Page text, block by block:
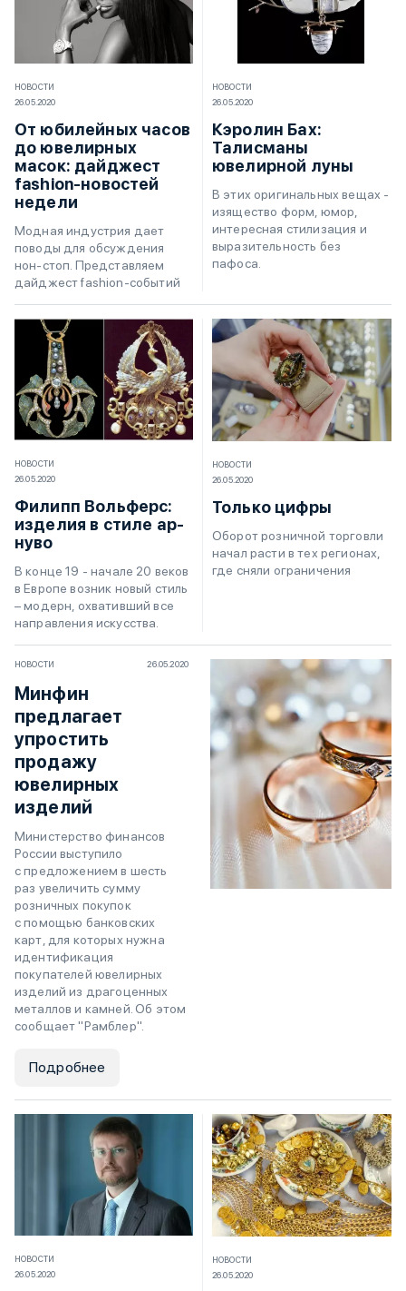
НОВОСТИ
26.05.2020
От юбилейных часов
до ювелирных
масок: дайджест
fashion-новостей
недели
Модная индустрия дает
поводы для обсуждения
нон-стоп. Представляем
дайджест fashion-событий
НОВОСТИ
26.05.2020
Кэролин Бах:
Талисманы
ювелирной луны
В этих оригинальных вещах -
изящество форм, юмор,
интересная стилизация и
выразительность без
пафоса.
НОВОСТИ
26.05.2020
Филипп Вольферс:
изделия в стиле ар-
нуво
В конце 19 - начале 20 веков
в Европе возник новый стиль
– модерн, охвативший все
направления искусства.
НОВОСТИ
26.05.2020
Только цифры
Оборот розничной торговли
начал расти в тех регионах,
где сняли ограничения
НОВОСТИ 26.05.2020
Минфин
предлагает
упростить
продажу
ювелирных
изделий
Министерство финансов
России выступило
с предложением в шесть
раз увеличить сумму
розничных покупок
с помощью банковских
карт, для которых нужна
идентификация
покупателей ювелирных
изделий из драгоценных
металлов и камней. Об этом
сообщает "Рамблер".
Подробнее
НОВОСТИ
26.05.2020
НОВОСТИ
26.05.2020